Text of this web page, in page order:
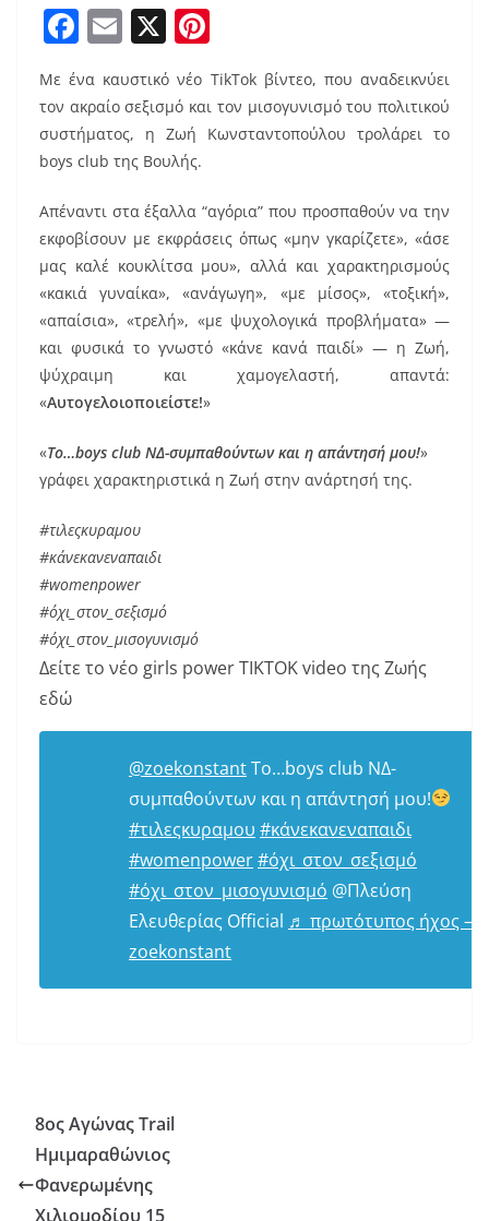
F
c
e
b
o
o
k
E
ai
l
X
nt
er
e
Με ένα καυστικό νέο TikTok βίντεο, που αναδεικνύει
τον ακραίο σεξισμό και τον μισογυνισμό του πολιτικού
συστήματος, η Ζωή Κωνσταντοπούλου τρολάρει το
boys club της Βουλής.
Απέναντι στα έξαλλα “αγόρια” που προσπαθούν να την
εκφοβίσουν με εκφράσεις όπως «μην γκαρίζετε», «άσε
μας καλέ κουκλίτσα μου», αλλά και χαρακτηρισμούς
«κακιά γυναίκα», «ανάγωγη», «με μίσος», «τοξική»,
«απαίσια», «τρελή», «με ψυχολογικά προβλήματα» —
και φυσικά το γνωστό «κάνε κανά παιδί» — η Ζωή,
ψύχραιμη και χαμογελαστή, απαντά:
«Αυτογελοιοποιείστε!»
«Το…boys club ΝΔ-συμπαθούντων και η απάντησή μου!»
γράφει χαρακτηριστικά η Ζωή στην ανάρτησή της.
#τιλεςκυραμου
#κάνεκανεναπαιδι
#womenpower
#όχι_στον_σεξισμό
#όχι_στον_μισογυνισμό
Δείτε το νέο girls power TIKTOK video της Ζωής
εδώ
@zoekonstantΤο…boys club ΝΔ-
συμπαθούντων και η απάντησή μου!
#τιλεςκυραμου #κάνεκανεναπαιδι
#womenpower#όχι_στον_σεξισμό
#όχι_στον_μισογυνισμό @Πλεύση
Ελευθερίας Official ♬ πρωτότυπος ήχος –
zoekonstant
8ος Αγώνας Trail
Ημιμαραθώνιος
Φανερωμένης
Χιλιομοδίου 15